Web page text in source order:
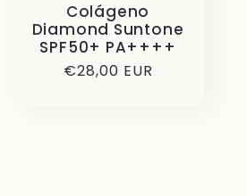
Colágeno
Diamond Suntone
SPF50+ PA++++
Precio
€28,00 EUR